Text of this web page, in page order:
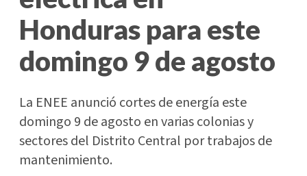
Honduras para este
domingo 9 de agosto
La ENEE anunció cortes de energía este
domingo 9 de agosto en varias colonias y
sectores del Distrito Central por trabajos de
mantenimiento.